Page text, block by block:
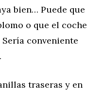
bien… Puede que
o que el coche
conveniente
traseras y en